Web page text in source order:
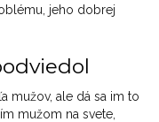
jeho dobrej
mužov, ale dá sa im to
mužom na svete,